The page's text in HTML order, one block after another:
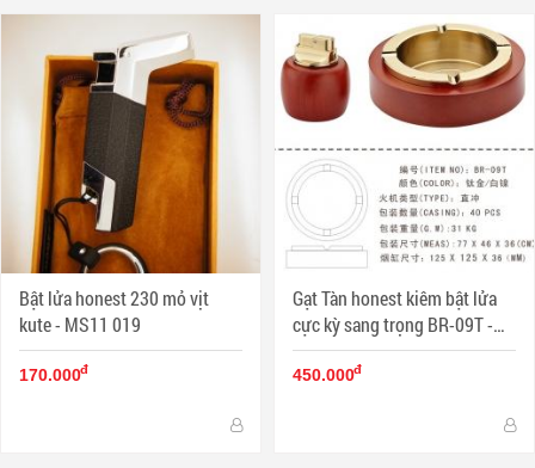
Bật lửa honest 230 mỏ vịt
kute - MS11 019
170.000đ
Gạt Tàn honest kiêm bật lửa
cực kỳ sang trọng BR-09T -
MS11 002
450.000đ